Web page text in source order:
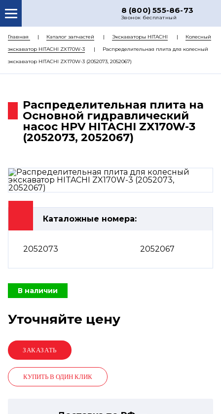
8 (800) 555-86-73
Звонок бесплатный
О НАС
КАТАЛОГ ЗАПЧАСТЕЙ
РЕМОНТ
ЦЕНЫ
КОНТАКТЫ
Главная Каталог запчастей Экскаваторы HITACHI
Колесный
экскаватор HITACHI ZX170W-3
Распределительная плита для колесный
экскаватор HITACHI ZX170W-3 (2052073, 2052067)
Распределительная плита на
Основной гидравлический
насос HPV HITACHI ZX170W-3
(2052073, 2052067)
Каталожные номера:
2052073 2052067
В наличии
Уточняйте цену
КУПИТЬ В ОДИН КЛИК